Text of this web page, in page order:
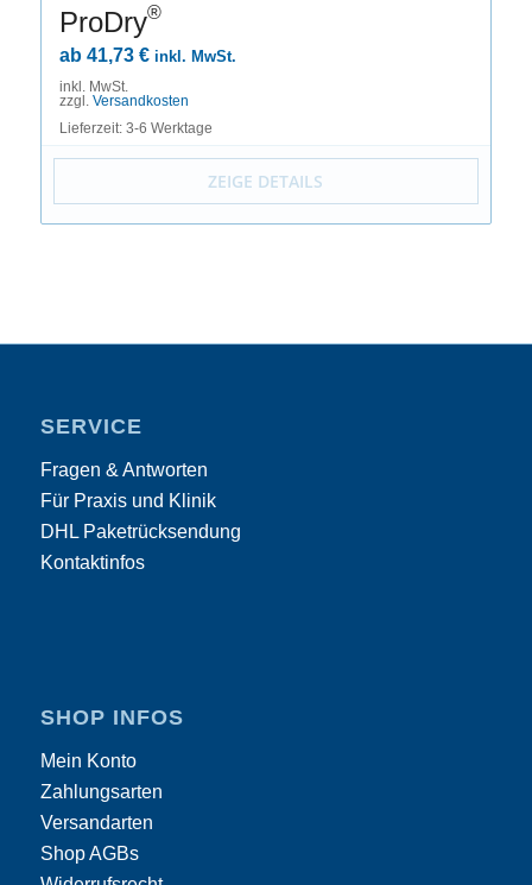
ProDry®
ab 41,73 € inkl. MwSt.
inkl. MwSt.
zzgl. Versandkosten
Lieferzeit: 3-6 Werktage
ZEIGE DETAILS
SERVICE
Fragen & Antworten
Für Praxis und Klinik
DHL Paketrücksendung
Kontaktinfos
SHOP INFOS
Mein Konto
Zahlungsarten
Versandarten
Shop AGBs